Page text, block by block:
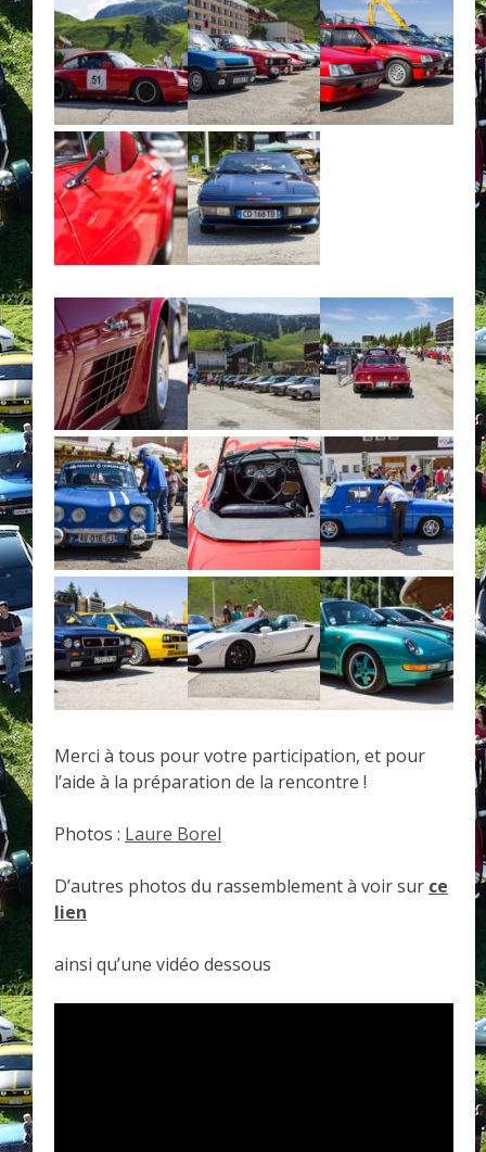
Merci à tous pour votre participation, et pour
l’aide à la préparation de la rencontre !
Photos : Laure Borel
D’autres photos du rassemblement à voir sur ce
lien
ainsi qu’une vidéo dessous